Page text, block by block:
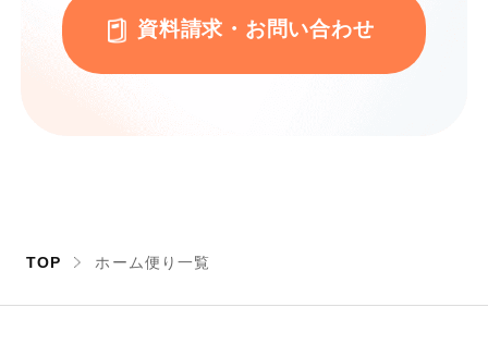
資料請求・お問い合わせ
TOP ホーム便り一覧